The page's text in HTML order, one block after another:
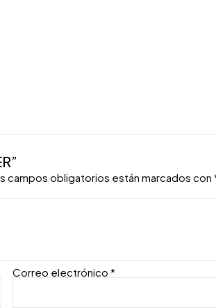
campos obligatorios están marcados con
Correo electrónico*